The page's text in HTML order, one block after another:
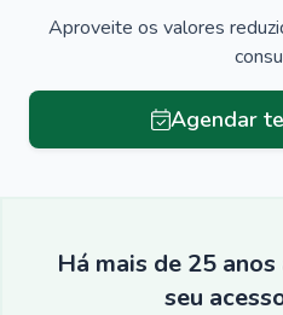
Aproveite os valores
Agendar
Há mais de 25
seu